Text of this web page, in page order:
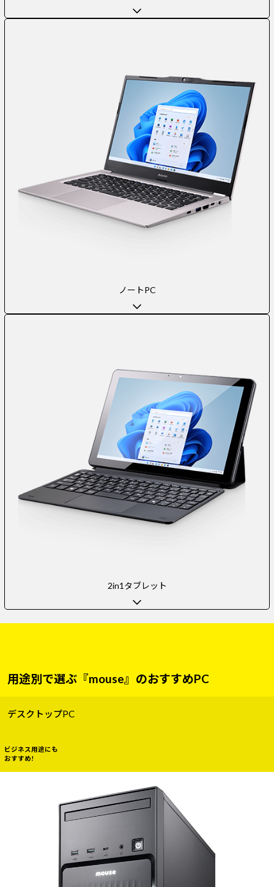
ノートPC
2in1タブレット
用途別で選ぶ『mouse』のおすすめPC
デスクトップPC
ビジネス用途にも
おすすめ!